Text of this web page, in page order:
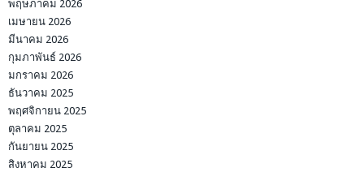
พฤษภาคม 2026
เมษายน 2026
มีนาคม 2026
กุมภาพันธ์ 2026
มกราคม 2026
ธันวาคม 2025
พฤศจิกายน 2025
ตุลาคม 2025
กันยายน 2025
สิงหาคม 2025